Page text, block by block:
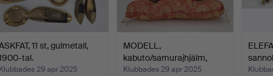
11 st, gulmetall,
tal.
29 apr 2025
MODELL,
kabuto/samurajhjälm,
metall, orien…
Klubbades 29 apr 2025